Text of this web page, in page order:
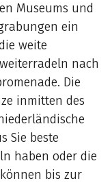
Museums und
ein
weite
nach
Die
inmitten des
Sie beste
haben oder die
bis zur